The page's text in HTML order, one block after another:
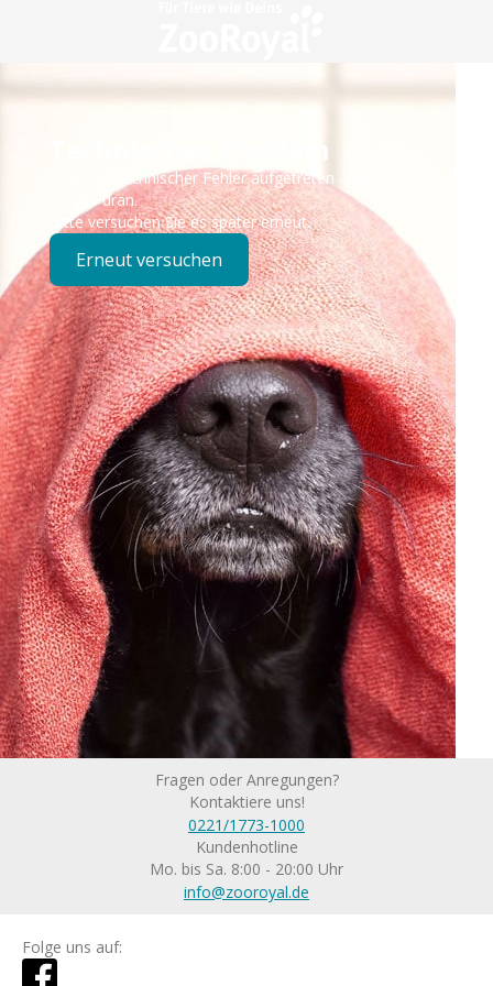
Technisches Problem
Es ist ein technischer Fehler aufgetreten – wir sind
bereits dran.
Bitte versuchen Sie es später erneut.
Erneut versuchen
Fragen oder Anregungen?
Kontaktiere uns!
0221/1773-1000
Kundenhotline
Mo. bis Sa. 8:00 - 20:00 Uhr
info@zooroyal.de
Folge uns auf: